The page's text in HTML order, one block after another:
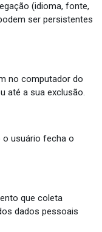
(idioma, fonte,
ser persistentes
no computador do
até a sua exclusão.
o usuário fecha o
que coleta
dados pessoais